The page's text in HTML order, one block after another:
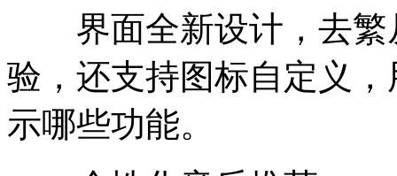
界面全新设计，去繁
验，还支持图标自定义
示哪些功能。